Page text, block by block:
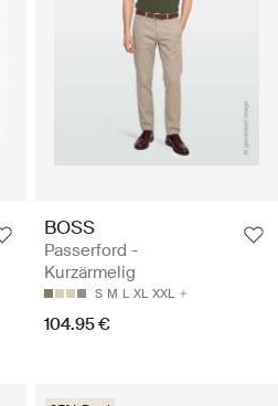
BOSS
Passerford -
Kurzärmelig
S M L XL XXL
104.95 €